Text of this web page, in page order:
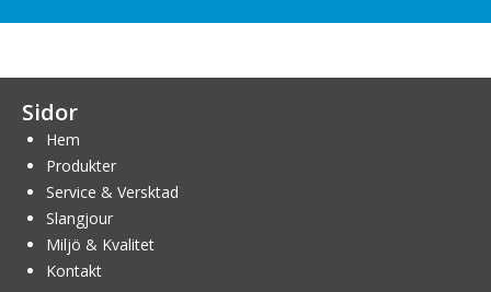
Sidor
Hem
Produkter
Service & Versktad
Slangjour
Miljö & Kvalitet
Kontakt